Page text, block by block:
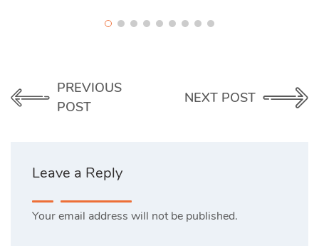
PREVIOUS
POST
NEXT POST
Leave a Reply
Your email address will not be published.